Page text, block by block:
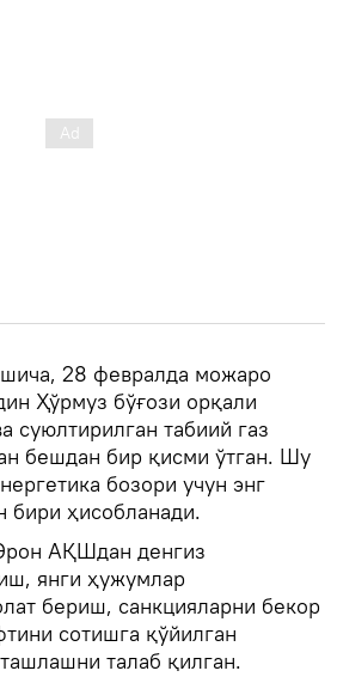
28 февралда можаро
Ҳўрмуз бўғози орқали
суюлтирилган табиий газ
бешдан бир қисми ўтган. Шу
бозори учун энг
бири ҳисобланади.
АҚШдан денгиз
янги ҳужумлар
бериш, санкцияларни бекор
сотишга қўйилган
талаб қилган.